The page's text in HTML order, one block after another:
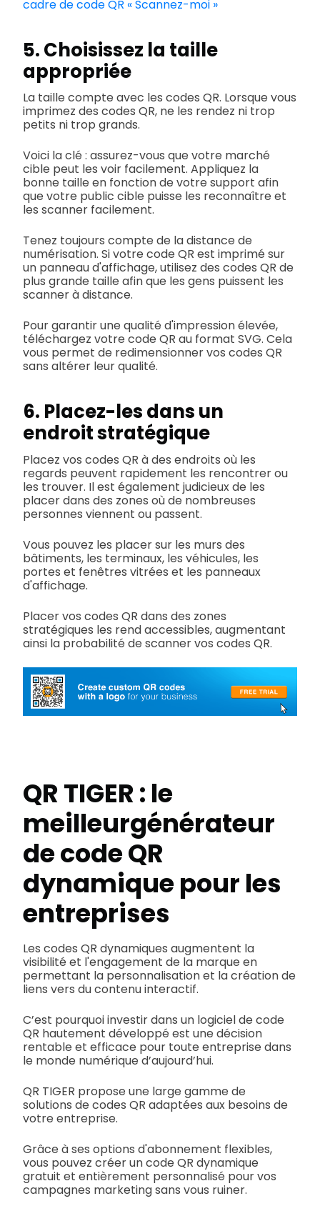
cadre de code QR « Scannez-moi »
5. Choisissez la taille
appropriée
La taille compte avec les codes QR. Lorsque vous
imprimez des codes QR, ne les rendez ni trop
petits ni trop grands.
Voici la clé : assurez-vous que votre marché
cible peut les voir facilement. Appliquez la
bonne taille en fonction de votre support afin
que votre public cible puisse les reconnaître et
les scanner facilement.
Tenez toujours compte de la distance de
numérisation. Si votre code QR est imprimé sur
un panneau d'affichage, utilisez des codes QR de
plus grande taille afin que les gens puissent les
scanner à distance.
Pour garantir une qualité d'impression élevée,
téléchargez votre code QR au format SVG. Cela
vous permet de redimensionner vos codes QR
sans altérer leur qualité.
6. Placez-les dans un
endroit stratégique
Placez vos codes QR à des endroits où les
regards peuvent rapidement les rencontrer ou
les trouver. Il est également judicieux de les
placer dans des zones où de nombreuses
personnes viennent ou passent.
Vous pouvez les placer sur les murs des
bâtiments, les terminaux, les véhicules, les
portes et fenêtres vitrées et les panneaux
d'affichage.
Placer vos codes QR dans des zones
stratégiques les rend accessibles, augmentant
ainsi la probabilité de scanner vos codes QR.
QR TIGER : le
meilleurgénérateur
de code QR
dynamiquepour les
entreprises
Les codes QR dynamiques augmentent la
visibilité et l'engagement de la marque en
permettant la personnalisation et la création de
liens vers du contenu interactif.
C’est pourquoi investir dans un logiciel de code
QR hautement développé est une décision
rentable et efficace pour toute entreprise dans
le monde numérique d’aujourd’hui.
QR TIGER propose une large gamme de
solutions de codes QR adaptées aux besoins de
votre entreprise.
Grâce à ses options d'abonnement flexibles,
vous pouvez créer un code QR dynamique
gratuit et entièrement personnalisé pour vos
campagnes marketing sans vous ruiner.